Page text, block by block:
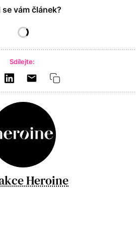
se vám článek?
Sdílejte:
Heroine